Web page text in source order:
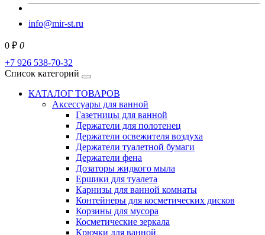
info@mir-st.ru
0 ₽ 0
+7 926 538-70-32
Список категорий
КАТАЛОГ ТОВАРОВ
Аксессуары для ванной
Газетницы для ванной
Держатели для полотенец
Держатели освежителя воздуха
Держатели туалетной бумаги
Держатели фена
Дозаторы жидкого мыла
Ершики для туалета
Карнизы для ванной комнаты
Контейнеры для косметических дисков
Корзины для мусора
Косметические зеркала
Крючки для ванной